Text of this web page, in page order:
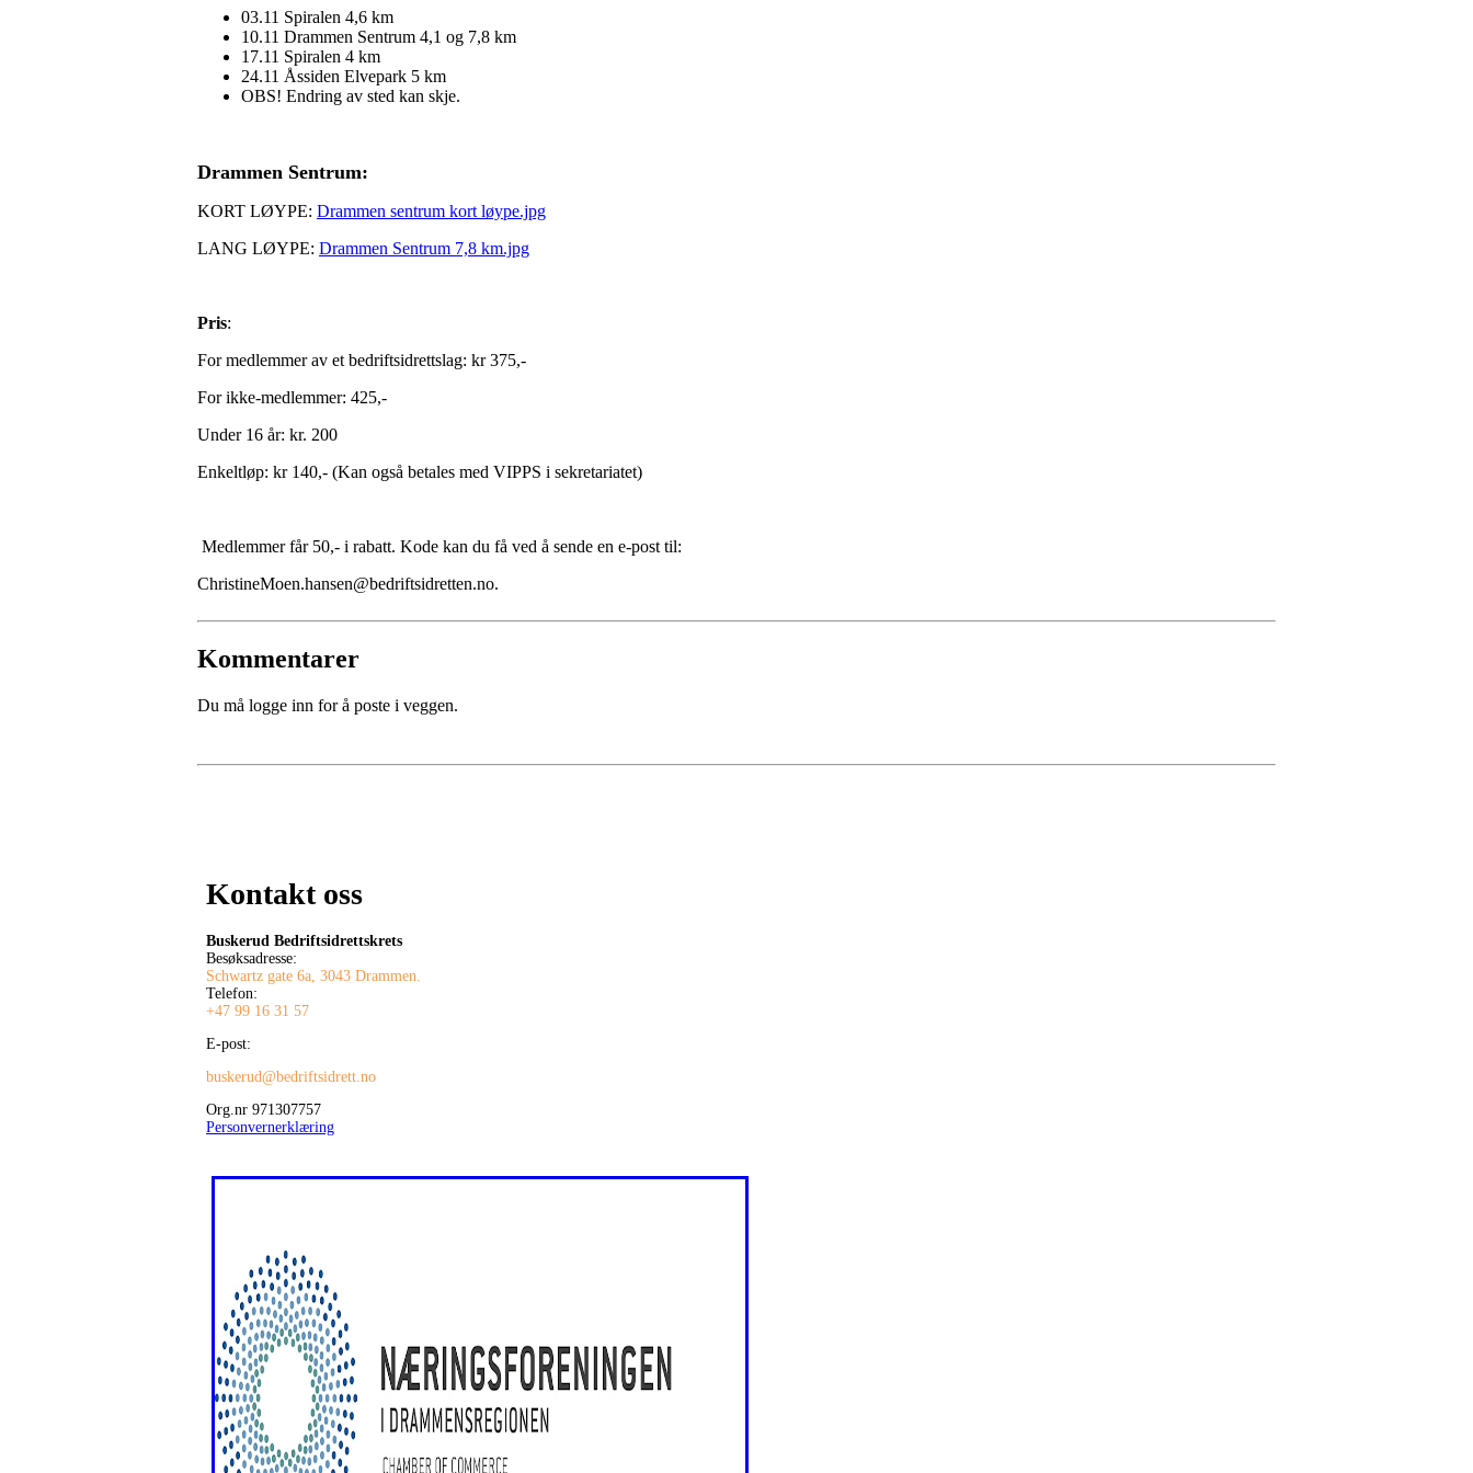
03.11 Spiralen 4,6 km
10.11 Drammen Sentrum 4,1 og 7,8 km
17.11 Spiralen 4 km
24.11 Åssiden Elvepark 5 km
OBS! Endring av sted kan skje.
Drammen Sentrum:
KORT LØYPE: Drammen sentrum kort løype.jpg
LANG LØYPE: Drammen Sentrum 7,8 km.jpg
Pris:
For medlemmer av et bedriftsidrettslag: kr 375,-
For ikke-medlemmer: 425,-
Under 16 år: kr. 200
Enkeltløp: kr 140,- (Kan også betales med VIPPS i sekretariatet)
Medlemmer får 50,- i rabatt. Kode kan du få ved å sende en e-post til:
ChristineMoen.hansen@bedriftsidretten.no.
Kommentarer
Du må logge inn for å poste i veggen.
Kontakt oss
Buskerud Bedriftsidrettskrets
Besøksadresse:
Schwartz gate 6a, 3043 Drammen.
Telefon:
+47 99 16 31 57
E-post:
buskerud@bedriftsidrett.no
Org.nr 971307757
Personvernerklæring